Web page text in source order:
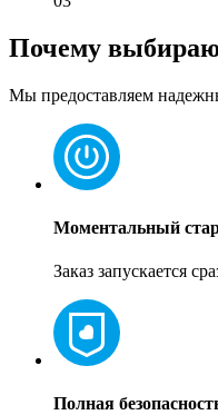
Почему
Мы предоставляем
Моментальный
Заказ запускается
Полная